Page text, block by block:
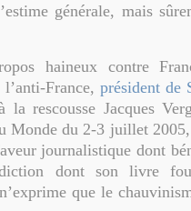
générale, mais
haineux contre
France, président de
la rescousse Jacques
Monde du 2-3 juillet
journalistique dont
dont son livre
que le